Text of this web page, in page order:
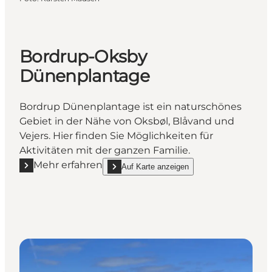
Bordrup-Oksby
Dünenplantage
Bordrup Dünenplantage ist ein naturschönes
Gebiet in der Nähe von Oksbøl, Blåvand und
Vejers. Hier finden Sie Möglichkeiten für
Aktivitäten mit der ganzen Familie.
Mehr erfahren
Mehr erfahren "Bordrup-Oksby Dünenplantage"
Auf Karte anzeigen
show Bordrup-Oksby Dünenplantage on_map